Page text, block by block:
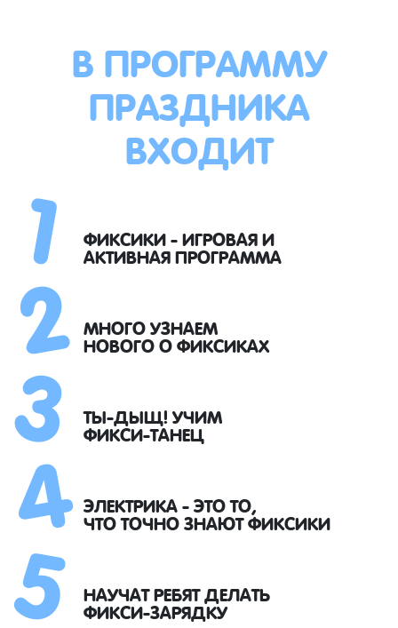
В ПРОГРАММУ
ПРАЗДНИКА
ВХОДИТ
ФИКСИКИ - ИГРОВАЯ И
АКТИВНАЯ ПРОГРАММА
МНОГО УЗНАЕМ
НОВОГО О ФИКСИКАХ
ТЫ-ДЫЩ! УЧИМ
ФИКСИ-ТАНЕЦ
ЭЛЕКТРИКА - ЭТО ТО,
ЧТО ТОЧНО ЗНАЮТ ФИКСИКИ
НАУЧАТ РЕБЯТ ДЕЛАТЬ
ФИКСИ-ЗАРЯДКУ